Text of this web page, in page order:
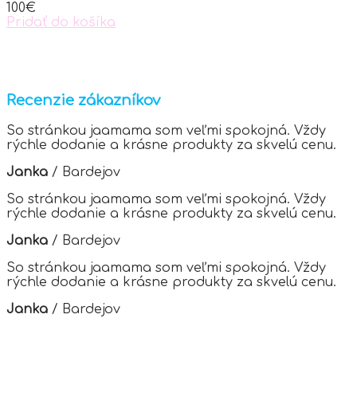
100€
Pridať do košíka
Recenzie zákazníkov
So stránkou jaamama som veľmi spokojná. Vždy
rýchle dodanie a krásne produkty za skvelú cenu.
Janka / Bardejov
So stránkou jaamama som veľmi spokojná. Vždy
rýchle dodanie a krásne produkty za skvelú cenu.
Janka / Bardejov
So stránkou jaamama som veľmi spokojná. Vždy
rýchle dodanie a krásne produkty za skvelú cenu.
Janka / Bardejov